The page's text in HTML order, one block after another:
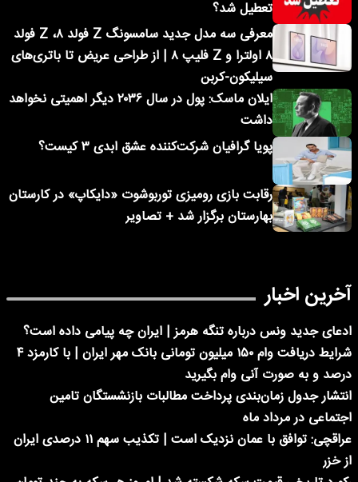
تعطیل شد؟
معرفی سه مدل جدید سامسونگ Z فولد ۸، Z فولد
۸ اولترا و Z فلیپ ۸ | از طراحی عریض تا باتری‌های
سیلیکون-کربن
ایلان ماسک: پول در سال ۲۰۳۶ دیگر اهمیتی نخواهد
داشت
پویا گرافیان شرکت‌کننده عشق ابدی ۳ کیست؟
رقابت بازی رومیزی توربوشوت «دایکاپ» در کارستان
بهارستان برگزار شد + تصاویر
آخرین اخبار
ادعای جدید ونس درباره تنگه هرمز | ایران چه پیامی داده است؟
شرایط دریافت وام ۱۵۰ میلیون تومانی بانک مهر ایران | با کارمزد ۴
درصد و به صورت آنی وام بگیرید
انتشار جدول زمان‌بندی پرداخت مطالبات بازنشستگان تامین
اجتماعی در مرداد ماه
عراقچی: توافق با عمان نزدیک است | تکذیب سهم ۱۱ درصدی ایران
از خزر